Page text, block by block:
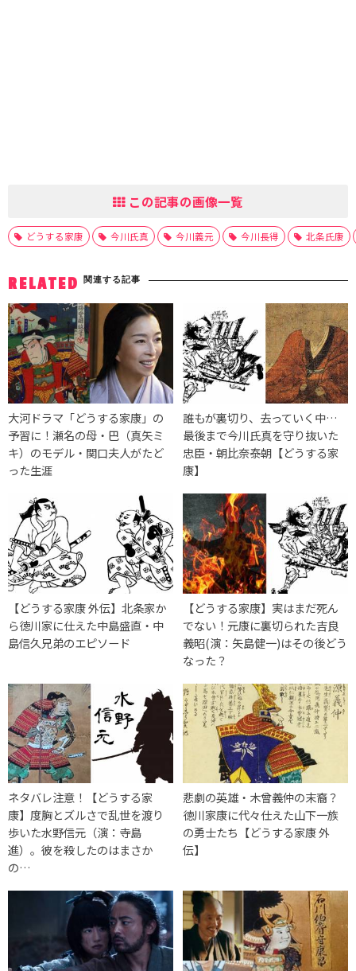
この記事の画像一覧
どうする家康 今川氏真 今川義元 今川長得 北条氏康
RELATED 関連する記事
大河ドラマ「どうする家康」の
予習に！瀬名の母・巴（真矢ミ
キ）のモデル・関口夫人がたど
った生涯
誰もが裏切り、去っていく中…
最後まで今川氏真を守り抜いた
忠臣・朝比奈泰朝【どうする家
康】
【どうする家康 外伝】北条家か
ら徳川家に仕えた中島盛直・中
島信久兄弟のエピソード
【どうする家康】実はまだ死ん
でない！元康に裏切られた吉良
義昭(演：矢島健一)はその後どう
なった？
ネタバレ注意！【どうする家
康】度胸とズルさで乱世を渡り
歩いた水野信元（演：寺島
進）。彼を殺したのはまさか
の…
悲劇の英雄・木曾義仲の末裔？
徳川家康に代々仕えた山下一族
の勇士たち【どうする家康 外
伝】